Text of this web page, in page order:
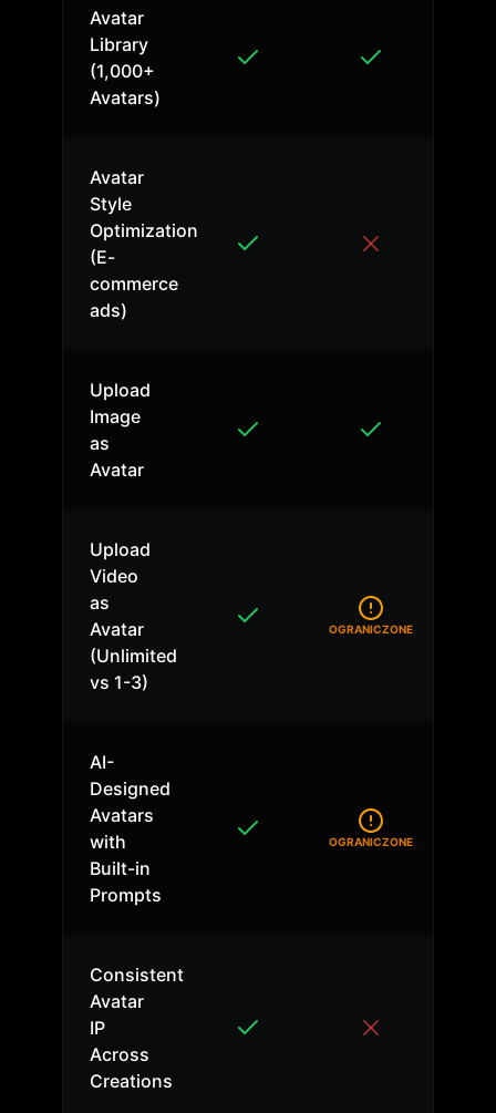
Avatar
Library
(1,000+
Avatars)
Avatar
Style
Optimization
(E-
commerce
ads)
Upload
Image
as
Avatar
Upload
Video
as
Avatar
(Unlimited
vs 1-3)
OGRANICZONE
AI-
Designed
Avatars
with
Built-in
Prompts
OGRANICZONE
Consistent
Avatar
IP
Across
Creations